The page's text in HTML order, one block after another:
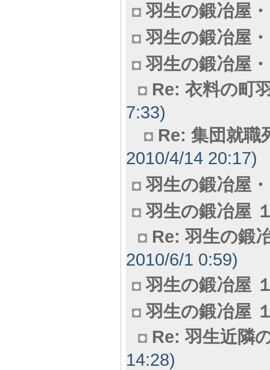
羽生の鍛冶屋
羽生の鍛冶屋
羽生の鍛冶屋
Re: 衣料の町
7:33)
Re: 集団就職
2010/4/14 20:17)
羽生の鍛冶屋
羽生の鍛冶屋
Re: 羽生の鍛
2010/6/1 0:59)
羽生の鍛冶屋
羽生の鍛冶屋
Re: 羽生近隣
14:28)